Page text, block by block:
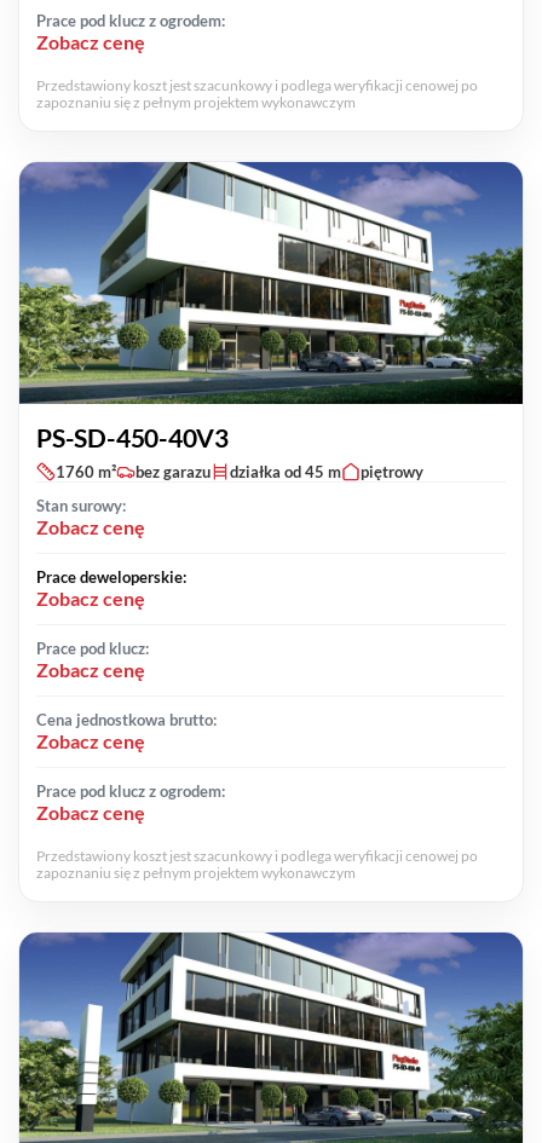
Prace pod klucz z ogrodem:
Zobacz cenę
Przedstawiony koszt jest szacunkowy i podlega weryfikacji cenowej po
zapoznaniu się z pełnym projektem wykonawczym
PS-SD-450-40V3
1760 m² bez garazu działka od 45 m
piętrowy
Stan surowy:
Zobacz cenę
Prace deweloperskie:
Zobacz cenę
Prace pod klucz:
Zobacz cenę
Cena jednostkowa brutto:
Zobacz cenę
Prace pod klucz z ogrodem:
Zobacz cenę
Przedstawiony koszt jest szacunkowy i podlega weryfikacji cenowej po
zapoznaniu się z pełnym projektem wykonawczym